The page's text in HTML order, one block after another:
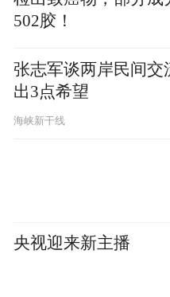
第三次摔倒，一戴头
接警后，黄石市公
502胶！
张志军谈两岸民间交
出3点希望
海峡新干线
央视迎来新主播